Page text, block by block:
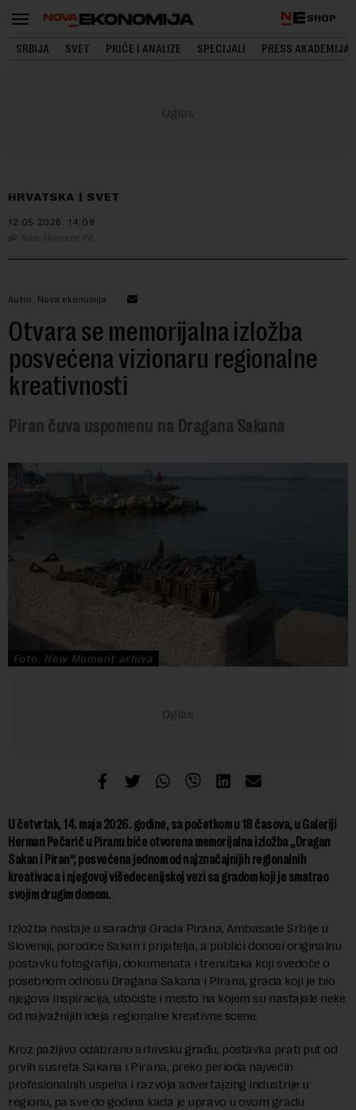
SHOP
SRBIJA SVET PRIČE I ANALIZE SPECIJALI PRESS AKADEMIJA
HRVATSKA SVET
12.05.2026. 14:09
New Moment PR
Autor: Nova ekonomija
Otvara se memorijalna izložba
posvećena vizionaru regionalne
kreativnosti
Piran čuva uspomenu na Dragana Sakana
Foto: New Moment arhiva
U četvrtak, 14. maja 2026. godine, sa početkom u 18 časova, u Galeriji
Herman Pečarič u Piranu biće otvorena memorijalna izložba „Dragan
Sakan i Piran“, posvećena jednom od najznačajnijih regionalnih
kreativaca i njegovoj višedecenijskoj vezi sa gradom koji je smatrao
svojim drugim domom.
Izložba nastaje u saradnji Grada Pirana, Ambasade Srbije u
Sloveniji, porodice Sakan i prijatelja, a publici donosi originalnu
postavku fotografija, dokumenata i trenutaka koji svedoče o
posebnom odnosu Dragana Sakana i Pirana, grada koji je bio
njegova inspiracija, utočište i mesto na kojem su nastajale neke
od najvažnijih ideja regionalne kreativne scene.
Kroz pažljivo odabranu arhivsku građu, postavka prati put od
prvih susreta Sakana i Pirana, preko perioda najvećih
profesionalnih uspeha i razvoja advertajzing industrije u
regionu, pa sve do godina kada je upravo u ovom gradu